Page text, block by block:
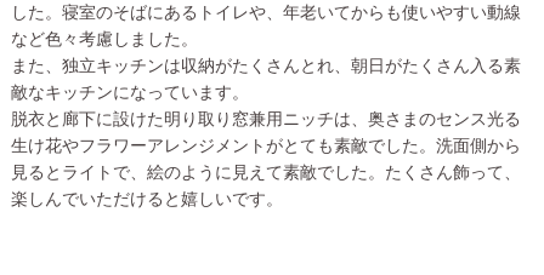
した。寝室のそばにあるトイレや、年老いてからも使いやすい動線
など色々考慮しました。
また、独立キッチンは収納がたくさんとれ、朝日がたくさん入る素
敵なキッチンになっています。
脱衣と廊下に設けた明り取り窓兼用ニッチは、奥さまのセンス光る
生け花やフラワーアレンジメントがとても素敵でした。洗面側から
見るとライトで、絵のように見えて素敵でした。たくさん飾って、
楽しんでいただけると嬉しいです。